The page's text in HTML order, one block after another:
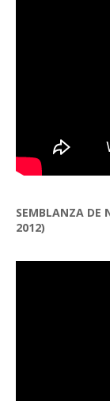
SEMBLANZA DE
2012)